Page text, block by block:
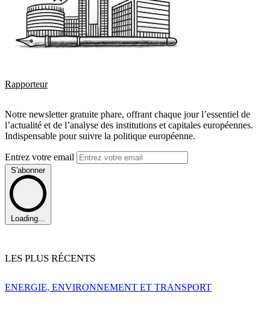
Rapporteur
Notre newsletter gratuite phare, offrant chaque jour l’essentiel de
l’actualité et de l’analyse des institutions et capitales européennes.
Indispensable pour suivre la politique européenne.
Entrez votre email
S'abonner
Loading...
LES PLUS RÉCENTS
ENERGIE, ENVIRONNEMENT ET TRANSPORT